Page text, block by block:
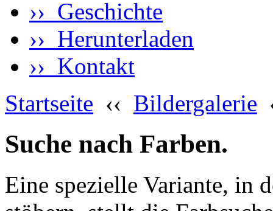
›› Geschichte
›› Herunterladen
›› Kontakt
Startseite ‹‹ Bildergalerie
Suche nach Farben.
Eine spezielle Variante, in